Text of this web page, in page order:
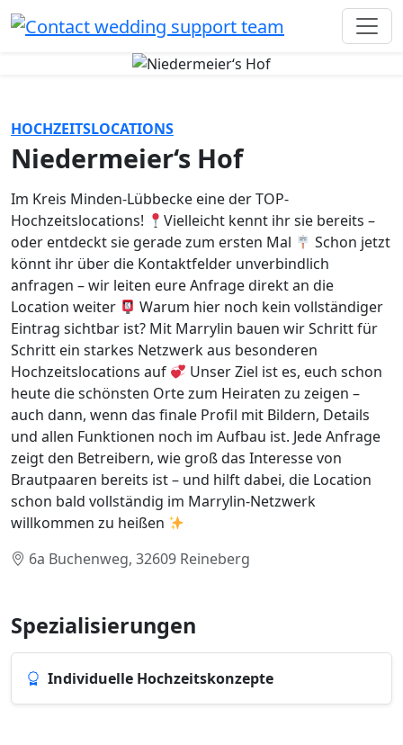
HOCHZEITSLOCATIONS
Niedermeier‘s Hof
Im Kreis Minden-Lübbecke eine der TOP-
Hochzeitslocations!
Vielleicht kennt ihr sie bereits –
oder entdeckt sie gerade zum ersten Mal
Schon jetzt
könnt ihr über die Kontaktfelder unverbindlich
anfragen – wir leiten eure Anfrage direkt an die
Location weiter
Warum hier noch kein vollständiger
Eintrag sichtbar ist? Mit Marrylin bauen wir Schritt für
Schritt ein starkes Netzwerk aus besonderen
Hochzeitslocations auf
Unser Ziel ist es, euch schon
heute die schönsten Orte zum Heiraten zu zeigen –
auch dann, wenn das finale Profil mit Bildern, Details
und allen Funktionen noch im Aufbau ist. Jede Anfrage
zeigt den Betreibern, wie groß das Interesse von
Brautpaaren bereits ist – und hilft dabei, die Location
schon bald vollständig im Marrylin-Netzwerk
willkommen zu heißen
6a Buchenweg, 32609 Reineberg
Spezialisierungen
Individuelle Hochzeitskonzepte